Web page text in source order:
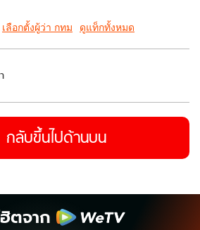
เลือกตั้งผู้ว่า กทม ดูแท็กทั้งหมด
กลับขึ้นไปด้านบน
ตจาก